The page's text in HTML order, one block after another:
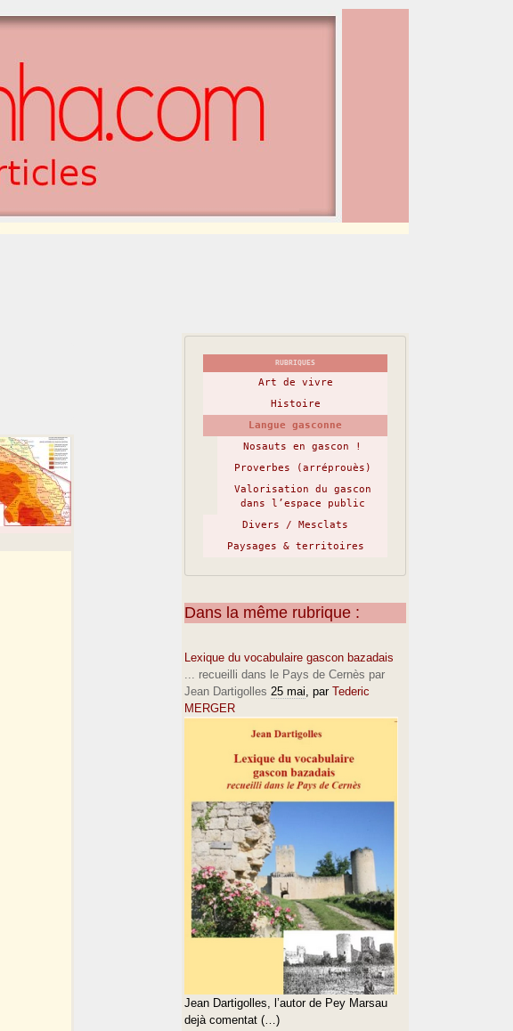
RUBRIQUES
Art de vivre
Histoire
Langue gasconne
Nosauts en gascon !
Proverbes (arréprouès)
Valorisation du gascon
dans l’espace public
Divers / Mesclats
Paysages & territoires
Dans la même rubrique :
Lexique du vocabulaire gascon bazadais
... recueilli dans le Pays de Cernès par
Jean Dartigolles 25 mai, par Tederic
MERGER
Jean Dartigolles, l’autor de Pey Marsau
dejà comentat (…)